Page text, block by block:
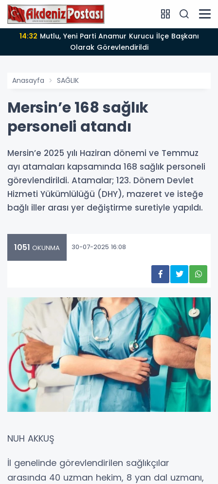
14:32
Olarak Görevlendirildi
Anasayfa SAĞLIK
Mersin’e 168 sağlık
personeli atandı
Mersin’e 2025 yılı Haziran dönemi ve Temmuz
ayı atamaları kapsamında 168 sağlık personeli
görevlendirildi. Atamalar; 123. Dönem Devlet
Hizmeti Yükümlülüğü (DHY), mazeret ve isteğe
bağlı iller arası yer değiştirme suretiyle yapıldı.
1051 OKUNMA 30-07-2025 16:08
NUH AKKUŞ
İl genelinde görevlendirilen sağlıkçılar
arasında 40 uzman hekim, 8 yan dal uzmanı,